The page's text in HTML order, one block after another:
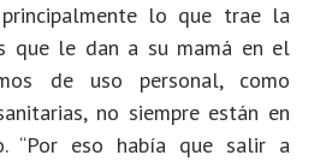
lo que trae la
que le dan a su mamá en el
de uso personal, como
no siempre están en
“Por eso había que salir a